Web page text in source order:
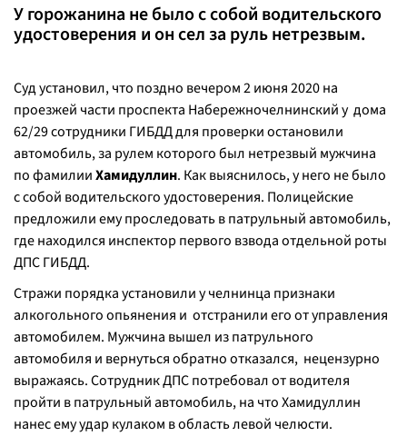
У горожанина не было с собой водительского
удостоверения и он сел за руль нетрезвым.
Суд установил, что поздно вечером 2 июня 2020 на
проезжей части проспекта Набережночелнинский у дома
62/29 сотрудники ГИБДД для проверки остановили
автомобиль, за рулем которого был нетрезвый мужчина
по фамилииХамидуллин. Как выяснилось, у него не было
с собой водительского удостоверения. Полицейские
предложили ему проследовать в патрульный автомобиль,
где находился инспектор первого взвода отдельной роты
ДПС ГИБДД.
Стражи порядка установили у челнинца признаки
алкогольного опьянения и отстранили его от управления
автомобилем. Мужчина вышел из патрульного
автомобиля и вернуться обратно отказался, нецензурно
выражаясь. Сотрудник ДПС потребовал от водителя
пройти в патрульный автомобиль, на что Хамидуллин
нанес ему удар кулаком в область левой челюсти.